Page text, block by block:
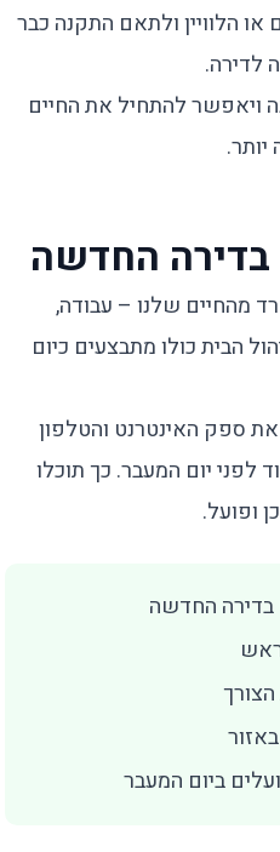
הלוויין ולתאם התקנה כבר
לדירה.
ויאפשר להתחיל את החיים
בדירה החדשה
מהחיים שלנו – עבודה,
הבית כולו מתבצעים כיום
ספק האינטרנט והטלפון
לפני יום המעבר. כך תוכלו
ופועל.
בדירה החדשה
ביום המעבר